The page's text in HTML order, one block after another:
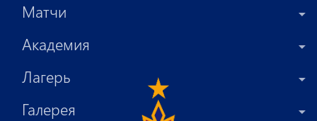
Матчи
Академия
Лагерь
Галерея